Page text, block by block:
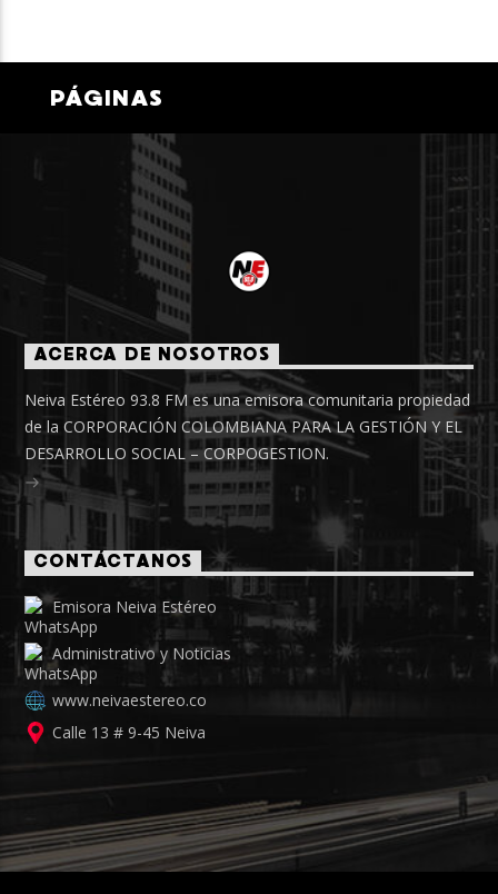
PÁGINAS
ACERCA DE NOSOTROS
Neiva Estéreo 93.8 FM es una emisora comunitaria propiedad
de la CORPORACIÓN COLOMBIANA PARA LA GESTIÓN Y EL
DESARROLLO SOCIAL – CORPOGESTION.
CONTÁCTANOS
Emisora Neiva Estéreo
Administrativo y Noticias
www.neivaestereo.co
Calle 13 # 9-45 Neiva